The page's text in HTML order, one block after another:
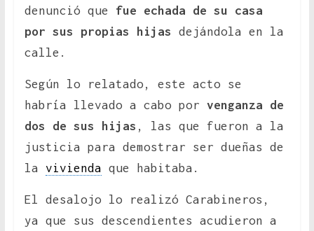
denunció que fue echada de su casa
por sus propias hijas dejándola en la
calle.
Según lo relatado, este acto se
habría llevado a cabo por venganza de
dos de sus hijas , las que fueron a la
justicia para demostrar ser dueñas de
la vivienda que habitaba.
El desalojo lo realizó Carabineros,
ya que sus descendientes acudieron a